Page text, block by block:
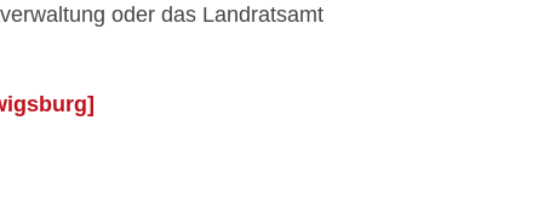
oder das Landratsamt